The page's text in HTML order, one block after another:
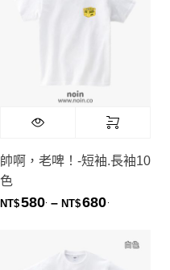
到 NT$680.
帥啊，老啤！-短袖.長袖10
色
NT$580 – NT$680